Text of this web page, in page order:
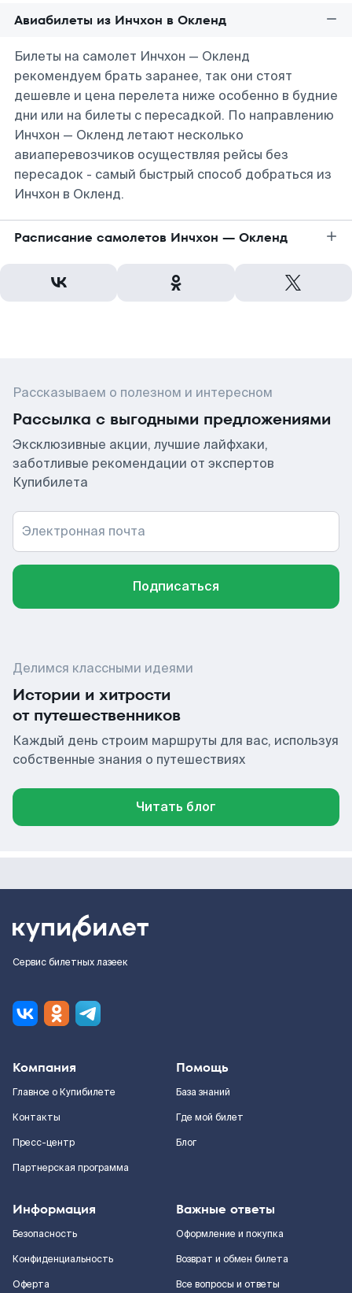
Авиабилеты из Инчхон в Окленд
Билеты на самолет Инчхон — Окленд
рекомендуем брать заранее, так они стоят
дешевле и цена перелета ниже особенно в будние
дни или на билеты с пересадкой. По направлению
Инчхон — Окленд летают несколько
авиаперевозчиков осуществляя рейсы без
пересадок - самый быстрый способ добраться из
Инчхон в Окленд.
Расписание самолетов Инчхон — Окленд
Рассказываем о полезном и интересном
Рассылка с выгодными предложениями
Эксклюзивные акции, лучшие лайфхаки,
заботливые рекомендации от экспертов
Купибилета
Электронная почта
Подписаться
Делимся классными идеями
Истории и хитрости
от путешественников
Каждый день строим маршруты для вас, используя
собственные знания о путешествиях
Читать блог
Сервис билетных лазеек
Компания
Главное о Купибилете
Контакты
Пресс-центр
Партнерская программа
Помощь
База знаний
Где мой билет
Блог
Информация
Безопасность
Конфиденциальность
Оферта
Важные ответы
Оформление и покупка
Возврат и обмен билета
Все вопросы и ответы